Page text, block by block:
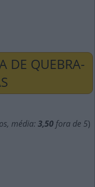
DE QUEBRA-
média: 3,50 fora de 5)